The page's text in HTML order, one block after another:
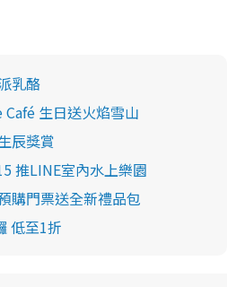
乳酪
生日送火焰雪山
辰獎賞
推LINE室內水上樂園
門票送全新禮品包
低至1折